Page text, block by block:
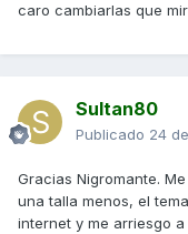
caro cambiarlas que
Sultan80
Publicado 24
Gracias Nigromante.
una talla menos, el
internet y me arriesgo